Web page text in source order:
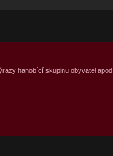
hanobící skupinu obyvatel apod.